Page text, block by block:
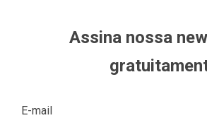
Assina nossa
E-mail